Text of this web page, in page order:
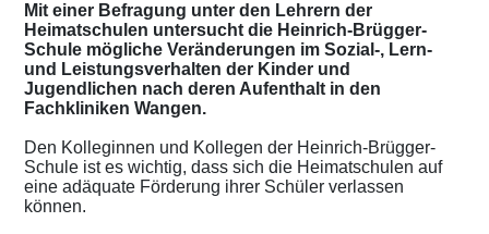
Mit einer Befragung unter den Lehrern der
Heimatschulen untersucht die Heinrich-Brügger-
Schule mögliche Veränderungen im Sozial-, Lern-
und Leistungsverhalten der Kinder und
Jugendlichen nach deren Aufenthalt in den
Fachkliniken Wangen.
Den Kolleginnen und Kollegen der Heinrich-Brügger-
Schule ist es wichtig, dass sich die Heimatschulen auf
eine adäquate Förderung ihrer Schüler verlassen
können.